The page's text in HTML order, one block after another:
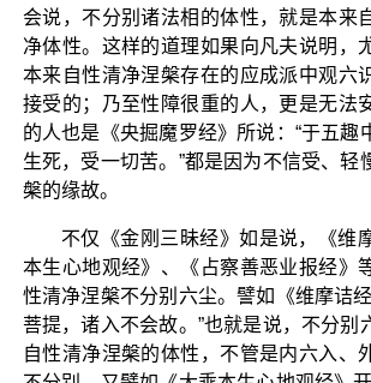
会说，不分别诸法相的体性，就是本来
净体性。这样的道理如果向凡夫说明，
本来自性清净涅槃存在的应成派中观六
接受的；乃至性障很重的人，更是无法
的人也是《央掘魔罗经》所说：“于五趣
生死，受一切苦。”都是因为不信受、轻
槃的缘故。
不仅《金刚三昧经》如是说，《维
本生心地观经》、《占察善恶业报经》
性清净涅槃不分别六尘。譬如《维摩诘
菩提，诸入不会故。”也就是说，不分别
自性清净涅槃的体性，不管是内六入、